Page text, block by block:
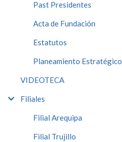
Past Presidentes
Acta de Fundación
Estatutos
Planeamiento Estratégico
VIDEOTECA
Filiales
Filial Arequipa
Filial Trujillo